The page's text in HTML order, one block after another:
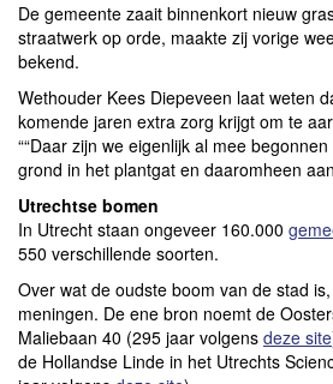
De gemeente zaait binnenkort nieuw
straatwerk op orde, maakte zij vorige
bekend.
Wethouder Kees Diepeveen laat weten
komende jaren extra zorg krijgt om te
““Daar zijn we eigenlijk al mee
grond in het plantgat en daaromheen
Utrechtse bomen
In Utrecht staan ongeveer 160.000
550 verschillende soorten.
Over wat de oudste boom van de stad
meningen. De ene bron noemt de
Maliebaan 40 (295 jaar volgens deze site
de Hollandse Linde in het Utrechts